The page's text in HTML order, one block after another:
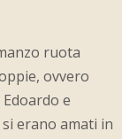
ruota
ovvero
e
erano amati in